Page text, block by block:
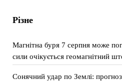
Різне
Магнітна буря 7 серпня може
сили очікується геомагнітний
Сонячний удар по Землі: